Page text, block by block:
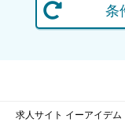
条
求人サイト イーアイデム